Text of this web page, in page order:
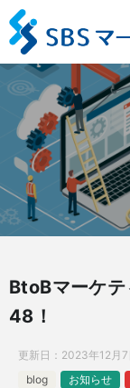
BtoBマーケ
48！
更新日： 2023年12月7
blog
お知らせ